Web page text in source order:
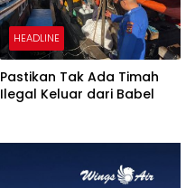
HEADLINE
Pastikan Tak Ada Timah
Ilegal Keluar dari Babel